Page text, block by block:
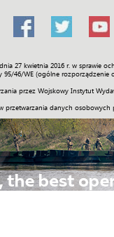
27 kwietnia 2016 r. w
95/46/WE (ogólne rozporządzenie
przez Wojskowy Instytut
przetwarzania danych
Sport Historia